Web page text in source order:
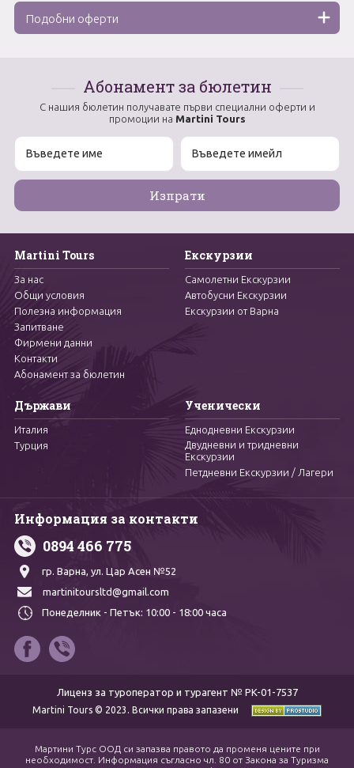
Подобни оферти
Абонамент за бюлетин
С нашия бюлетин получавате първи специални оферти и
промоции на Martini Tours
Martini Tours
За нас
Общи условия
Полезна информация
Запитване
Фирмени данни
Контакти
Абонамент за бюлетин
Екскурзии
Самолетни Екскурзии
Автобусни Екскурзии
Екскурзии от Варна
Държави
Италия
Турция
Ученически
Еднодневни Екскурзии
Двудневни и тридневни
Екскурзии
Петдневни Екскурзии / Лагери
Информация за контакти
0894 466 775
гр. Варна, ул. Цар Асен №52
martinitoursltd@gmail.com
Понеделник - Петък: 10:00 - 18:00 часа
Лиценз за туроператор и турагент № PK-01-7537
Martini Tours © 2023. Всички права запазени
Мартини Турс ООД си запазва правото да променя цените при
необходимост. Информация съгласно чл. 80 от Закона за Туризма